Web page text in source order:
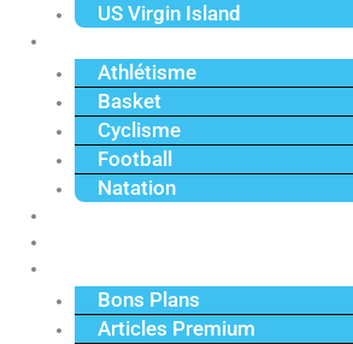
US Virgin Island
Athlétisme
Basket
Cyclisme
Football
Natation
Bons Plans
Articles Premium